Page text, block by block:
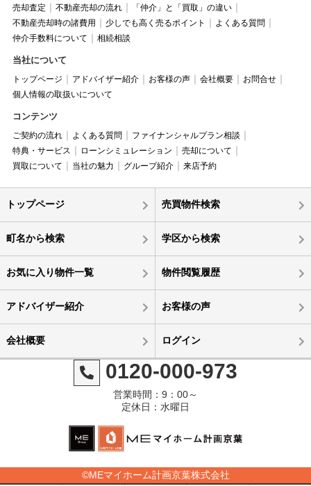
売却査定 不動産売却の流れ
「仲介」と「買取」の違い
不動産売却時の諸費用
少しでも高く売るポイント
よくある質問
仲介手数料について
相続相談
当社について
トップページ アドバイザー紹介 お客様の声 会社概要
お問合せ
個人情報の取扱いについて
コンテンツ
ご契約の流れ よくある質問
ファイナンシャルプラン相談
特典・サービス
ローンシミュレーション
売却について
買取について
当社の魅力 グループ紹介 来店予約
トップページ 売買物件検索
町名から検索 学区から検索
お気に入り物件一覧 物件閲覧履歴
アドバイザー紹介 お客様の声
会社概要 ログイン
0120-000-973
営業時間：9：00～
定休日：水曜日
©MEマイホーム計画京葉株式会社